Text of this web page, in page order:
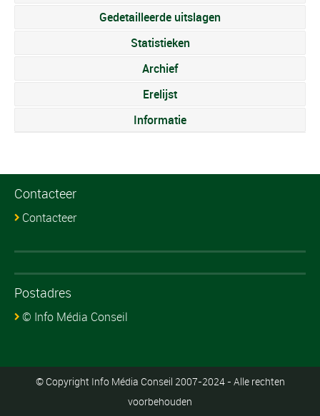
Gedetailleerde uitslagen
Statistieken
Archief
Erelijst
Informatie
Contacteer
Contacteer
Postadres
© Info Média Conseil
© Copyright Info Média Conseil 2007-2024 - Alle rechten
voorbehouden